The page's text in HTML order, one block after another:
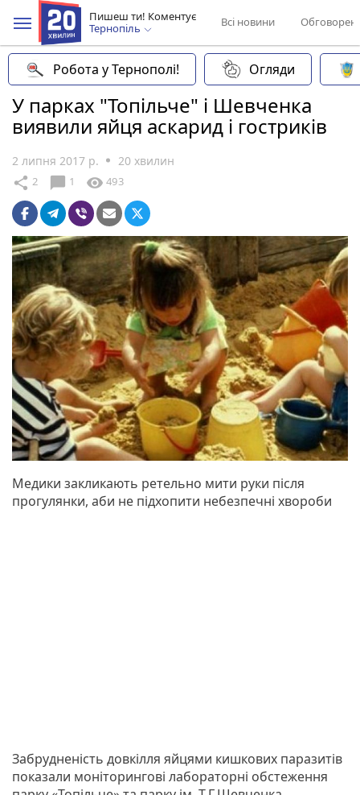
Пишеш ти! Коментує
Тернопіль
Всі новини
Робота у Тернополі! Огляди
У парках "Топільче" і Шевченка
виявили яйця аскарид і гостриків
2 липня 2017 р. 20 хвилин
share 2 chat_bubble 1 visibility 493
Медики закликають ретельно мити руки після
прогулянки, аби не підхопити небезпечні хвороби
Забрудненість довкілля яйцями кишкових паразитів
показали моніторингові лабораторні обстеження